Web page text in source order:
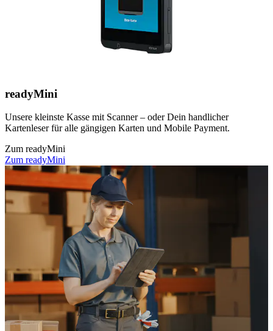
readyMini
Unsere kleinste Kasse mit Scanner – oder Dein handlicher
Kartenleser für alle gängigen Karten und Mobile Payment.
Zum readyMini
Zum readyMini